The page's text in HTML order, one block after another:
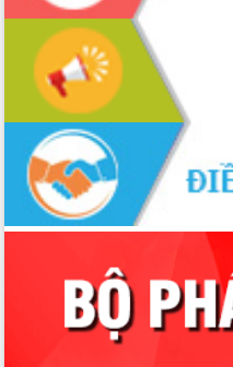
Du lịch Đắk Lắk nâng tầm trải nghiệm
du khách thông qua Hệ thống cơ sở dữ
liệu và Bản đồ số
Tập huấn ứng dụng trí tuệ nhân tạo (AI)
trong thương mại điện tử năm 2026
Đoàn đại biểu Quốc hội tỉnh Đắk Lắk
trao đổi thông tin trước Kỳ họp thứ
nhất, Quốc hội khóa XVI
Quyết liệt cải cách hành chính, khơi
thông nguồn lực phát triển
tỉnh thông qua hiện đại hóa hành chính
Xã Ea Phê gắn cải cách hành chính với
chuyển đổi số
Phó Chủ tịch Thường trực UBND tỉnh